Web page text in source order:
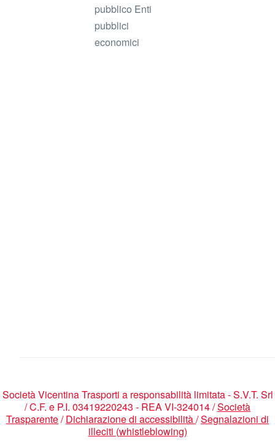
pubblico Enti
pubblici
economici
Società Vicentina Trasporti a responsabilità limitata - S.V.T. Srl
/ C.F. e P.I. 03419220243 - REA VI-324014 /Società
Trasparente/Dichiarazione di accessibilità/Segnalazioni di
illeciti (whistleblowing)